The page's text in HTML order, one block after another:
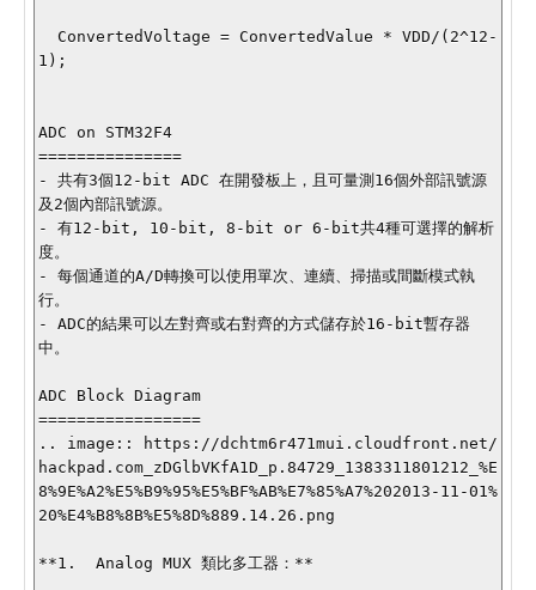
1);
ADC on STM32F4
===============
- 共有3個12-bit ADC 在開發板上，且可量測16個外部訊號源
及2個內部訊號源。
- 有12-bit, 10-bit, 8-bit or 6-bit共4種可選擇的解析
度。
- 每個通道的A/D轉換可以使用單次、連續、掃描或間斷模式執
行。
- ADC的結果可以左對齊或右對齊的方式儲存於16-bit暫存器
中。
ADC Block Diagram
=================
.. image:: https://dchtm6r471mui.cloudfront.net/
hackpad.com_zDGlbVKfA1D_p.84729_1383311801212_%E
8%9E%A2%E5%B9%95%E5%BF%AB%E7%85%A7%202013-11-01%
20%E4%B8%8B%E5%8D%889.14.26.png
**1.  Analog MUX 類比多工器：**